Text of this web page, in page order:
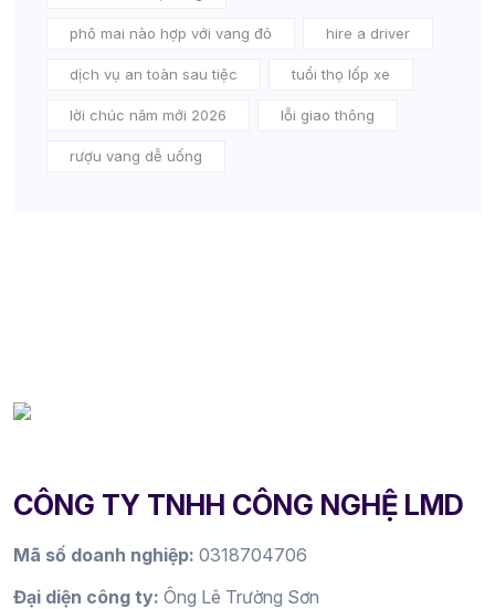
phô mai nào hợp với vang đỏ hire a driver
dịch vụ an toàn sau tiệc tuổi thọ lốp xe
lời chúc năm mới 2026 lỗi giao thông
rượu vang dễ uống
CÔNG TY TNHH CÔNG NGHỆ LMD
Mã số doanh nghiệp: 0318704706
Đại diện công ty: Ông Lê Trường Sơn